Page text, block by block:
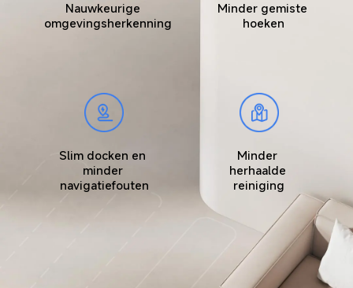
Nauwkeurige
omgevingsherkenning
Minder gemiste
hoeken
Slim docken en
minder
navigatiefouten
Minder
herhaalde
reiniging